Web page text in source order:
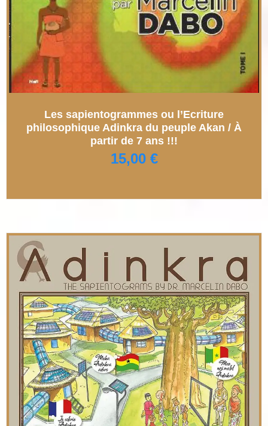
Les sapientogrammes ou l’Ecriture
philosophique Adinkra du peuple Akan / À
partir de 7 ans !!!
15,00 €